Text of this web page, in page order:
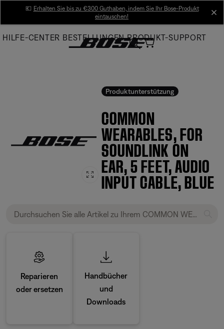
Main
💶 Erhalten Sie bis zu €300 Guthaben, indem Sie Ihr Bose-Produkt
eintauschen!
HILFE-CENTER BESTELLUNGEN PRODUKT-SUPPORT
Produktunterstützung
COMMON
WEARABLES, FOR
SOUNDLINK ON
EAR, 5 FEET, AUDIO
INPUT CABLE, BLUE
Reparieren
oder ersetzen
Handbücher
und
Downloads